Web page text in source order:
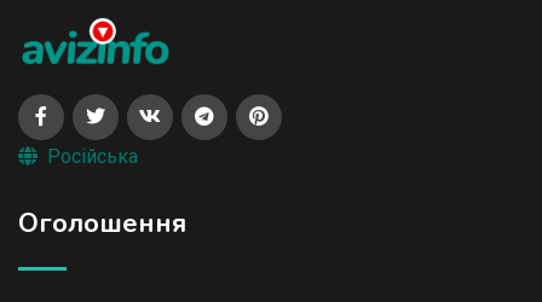
Російська
Оголошення